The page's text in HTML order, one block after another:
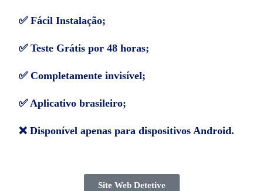
✅ Fácil Instalação;
✅ Teste Grátis por 48 horas;
✅ Completamente invisível;
✅ Aplicativo brasileiro;
❌ Disponível apenas para dispositivos Android.
Site Web Detetive